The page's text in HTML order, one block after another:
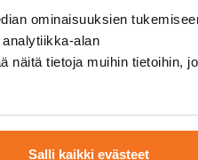
ominaisuuksien
alan
näitä tietoja muihin tietoihin,
Salli kaikki evästeet